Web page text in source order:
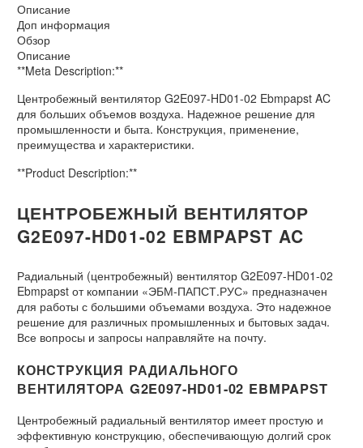
Описание
Доп информация
Обзор
Описание
**Meta Description:**
Центробежный вентилятор G2E097-HD01-02 Ebmpapst AC
для больших объемов воздуха. Надежное решение для
промышленности и быта. Конструкция, применение,
преимущества и характеристики.
**Product Description:**
ЦЕНТРОБЕЖНЫЙ ВЕНТИЛЯТОР
G2E097-HD01-02 EBMPAPST AC
Радиальный (центробежный) вентилятор G2E097-HD01-02
Ebmpapst от компании «ЭБМ-ПАПСТ.РУС» предназначен
для работы с большими объемами воздуха. Это надежное
решение для различных промышленных и бытовых задач.
Все вопросы и запросы направляйте на почту.
КОНСТРУКЦИЯ РАДИАЛЬНОГО
ВЕНТИЛЯТОРА G2E097-HD01-02 EBMPAPST
Центробежный радиальный вентилятор имеет простую и
эффективную конструкцию, обеспечивающую долгий срок